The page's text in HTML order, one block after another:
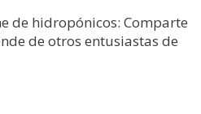
de hidropónicos: Comparte
de otros entusiastas de